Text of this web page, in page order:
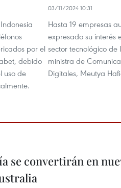
por el
debido
uso de
03/11/2024 10:31
Hasta 19 empresas
expresado su interés
sector tecnológico de
ministra de
Digitales, Meutya
se convertirán en